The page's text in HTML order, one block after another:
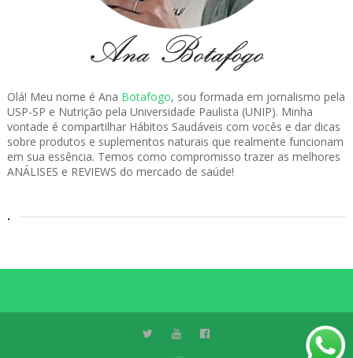
Olá! Meu nome é Ana Botafogo, sou formada em jornalismo pela
USP-SP e Nutrição pela Universidade Paulista (UNIP). Minha
vontade é compartilhar Hábitos Saudáveis com vocês e dar dicas
sobre produtos e suplementos naturais que realmente funcionam
em sua essência. Temos como compromisso trazer as melhores
ANÁLISES e REVIEWS do mercado de saúde!
.